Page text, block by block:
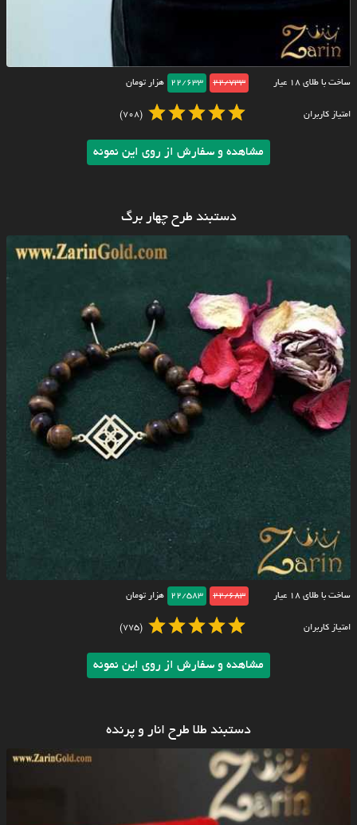
ساخت با طلای ۱۸ عیار 22/733
22/633 هزار تومان
امتیاز کاربران (708)
مشاهده و سفارش از روی این نمونه
دستبند طرح چهار برگ
ساخت با طلای ۱۸ عیار 22/683
22/583 هزار تومان
امتیاز کاربران (775)
مشاهده و سفارش از روی این نمونه
دستبند طلا طرح انار و پرنده